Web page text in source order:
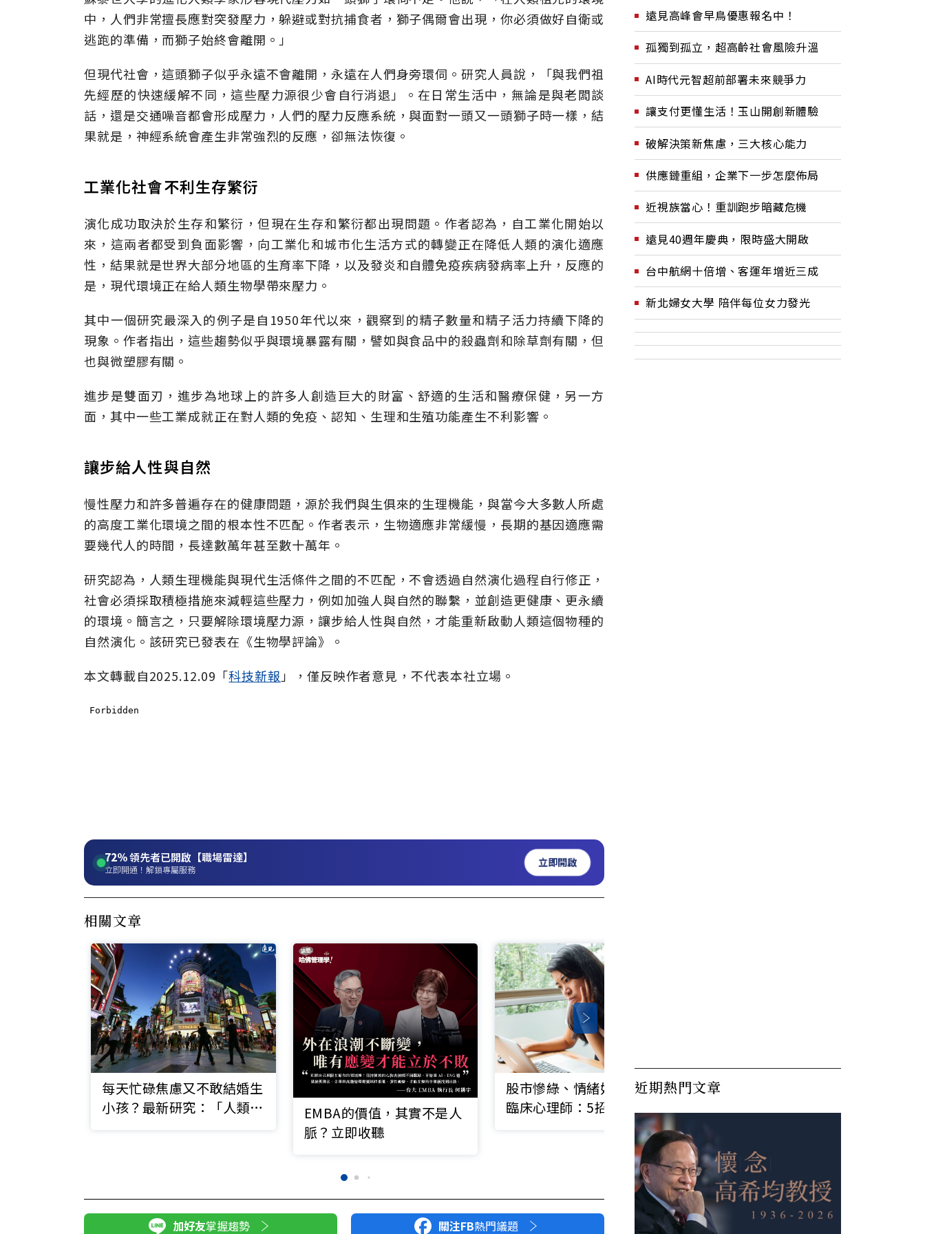
中，人們非常擅長應對突發壓力，躲避或對抗捕食者，獅子偶爾會出現，你必須做好自衛或
逃跑的準備，而獅子始終會離開。」
但現代社會，這頭獅子似乎永遠不會離開，永遠在人們身旁環伺。研究人員說，「與我們祖
先經歷的快速緩解不同，這些壓力源很少會自行消退」。在日常生活中，無論是與老闆談
話，還是交通噪音都會形成壓力，人們的壓力反應系統，與面對一頭又一頭獅子時一樣，結
果就是，神經系統會產生非常強烈的反應，卻無法恢復。
工業化社會不利生存繁衍
演化成功取決於生存和繁衍，但現在生存和繁衍都出現問題。作者認為，自工業化開始以
來，這兩者都受到負面影響，向工業化和城市化生活方式的轉變正在降低人類的演化適應
性，結果就是世界大部分地區的生育率下降，以及發炎和自體免疫疾病發病率上升，反應的
是，現代環境正在給人類生物學帶來壓力。
其中一個研究最深入的例子是自1950年代以來，觀察到的精子數量和精子活力持續下降的
現象。作者指出，這些趨勢似乎與環境暴露有關，譬如與食品中的殺蟲劑和除草劑有關，但
也與微塑膠有關。
進步是雙面刃，進步為地球上的許多人創造巨大的財富、舒適的生活和醫療保健，另一方
面，其中一些工業成就正在對人類的免疫、認知、生理和生殖功能產生不利影響。
讓步給人性與自然
慢性壓力和許多普遍存在的健康問題，源於我們與生俱來的生理機能，與當今大多數人所處
的高度工業化環境之間的根本性不匹配。作者表示，生物適應非常緩慢，長期的基因適應需
要幾代人的時間，長達數萬年甚至數十萬年。
研究認為，人類生理機能與現代生活條件之間的不匹配，不會透過自然演化過程自行修正，
社會必須採取積極措施來減輕這些壓力，例如加強人與自然的聯繫，並創造更健康、更永續
的環境。簡言之，只要解除環境壓力源，讓步給人性與自然，才能重新啟動人類這個物種的
自然演化。該研究已發表在《生物學評論》。
本文轉載自2025.12.09「科技新報 」，僅反映作者意見，不代表本社立場。
72%領先者已開啟【職場雷達】
立即開通！解鎖專屬服務
立即開啟
相關文章
每天忙碌焦慮又不敢結婚生
小孩？最新研究：「人類演
EMBA的價值，其實不是人
脈？立即收聽
股市慘綠、情緒好悶！資深
臨床心理師：5招「快速壓
力重置」找回內心平靜
心理學研究歸納：「這樣的
加好友掌握趨勢 關注FB熱門議題
遠見高峰會早鳥優惠報名中！
孤獨到孤立，超高齡社會風險升溫
AI時代元智超前部署未來競爭力
讓支付更懂生活！玉山開創新體驗
破解決策新焦慮，三大核心能力
供應鏈重組，企業下一步怎麼佈局
近視族當心！重訓跑步暗藏危機
遠見40週年慶典，限時盛大開啟
台中航網十倍增、客運年增近三成
新北婦女大學 陪伴每位女力發光
近期熱門文章